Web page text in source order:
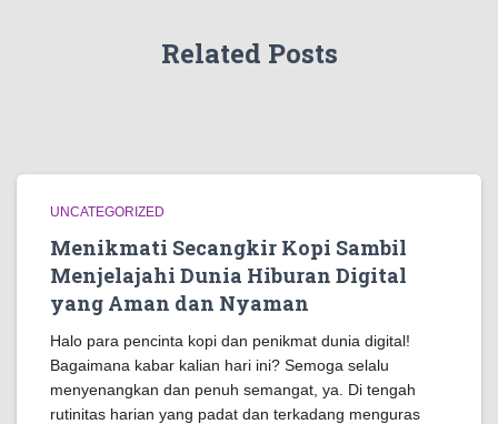
Related Posts
UNCATEGORIZED
Menikmati Secangkir Kopi Sambil
Menjelajahi Dunia Hiburan Digital
yang Aman dan Nyaman
Halo para pencinta kopi dan penikmat dunia digital!
Bagaimana kabar kalian hari ini? Semoga selalu
menyenangkan dan penuh semangat, ya. Di tengah
rutinitas harian yang padat dan terkadang menguras